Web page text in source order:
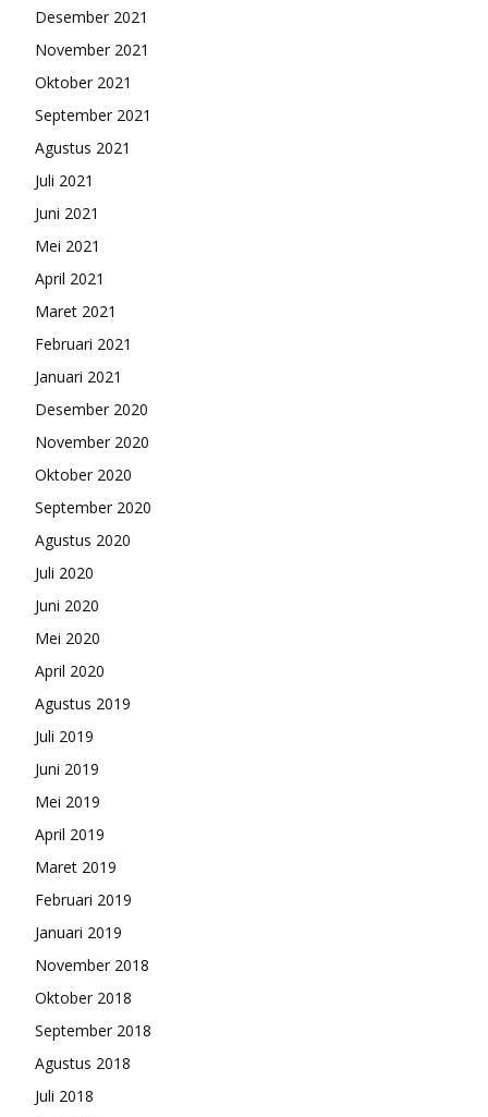
Desember 2021
November 2021
Oktober 2021
September 2021
Agustus 2021
Juli 2021
Juni 2021
Mei 2021
April 2021
Maret 2021
Februari 2021
Januari 2021
Desember 2020
November 2020
Oktober 2020
September 2020
Agustus 2020
Juli 2020
Juni 2020
Mei 2020
April 2020
Agustus 2019
Juli 2019
Juni 2019
Mei 2019
April 2019
Maret 2019
Februari 2019
Januari 2019
November 2018
Oktober 2018
September 2018
Agustus 2018
Juli 2018